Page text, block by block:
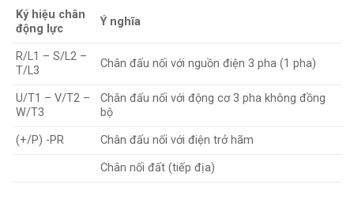
Ký hiệu chân
động lực
Ý nghĩa
R/L1 – S/L2 –
T/L3
Chân đấu nối với nguồn điện 3 pha (1 pha)
U/T1 – V/T2 –
W/T3
Chân đấu nối với động cơ 3 pha không đồng
bộ
(+/P) -PR Chân đấu nối với điện trở hãm
Chân nối đất (tiếp địa)